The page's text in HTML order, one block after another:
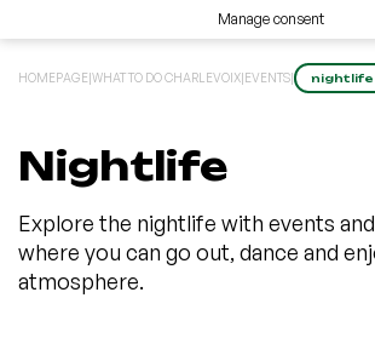
Manage consent
HOMEPAGE|WHAT TO DO CHARLEVOIX|EVENTS| nightlife
Nightlife
Explore the nightlife with events
where you can go out, dance and
atmosphere.